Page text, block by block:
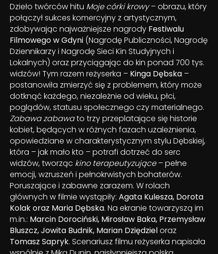
Dzieło twórców hitu Moje córki krowy– obrazu, który
połączył sukces komercyjny z artystycznym,
zdobywając najważniejsze nagrody Festiwalu
Filmowego w Gdyni (Nagrodę Publiczności, Nagrodę
Dziennikarzy i Nagrodę Sieci Kin Studyjnych i
Lokalnych) oraz przyciągając do kin ponad 700 tys.
widzów! Tym razem reżyserka – Kinga Dębska –
postanowiła zmierzyć się z problemem, który może
dotknąć każdego, niezależnie od wieku, płci,
poglądów, statusu społecznego czy materialnego.
Zabawa zabawato trzy przeplatające się historie
kobiet, będących w różnych fazach uzależnienia,
opowiedziane w charakterystycznym stylu Dębskiej,
która – jak mało kto – potrafi dotrzeć do serc
widzów, tworząc kino terapeutyzujące– pełne
emocji, wzruszeń i pełnokrwistych bohaterów.
Poruszające i zabawne zarazem. W rolach
głównych w filmie wystąpiły: Agata Kulesza, Dorota
Kolak oraz Maria Dębska. Na ekranie towarzyszą im
m.in.: Marcin Dorociński, Mirosław Baka, Przemysław
Bluszcz, Jowita Budnik, Marian Dziędzieloraz
Tomasz Sapryk. Scenariusz filmu reżyserka napisała